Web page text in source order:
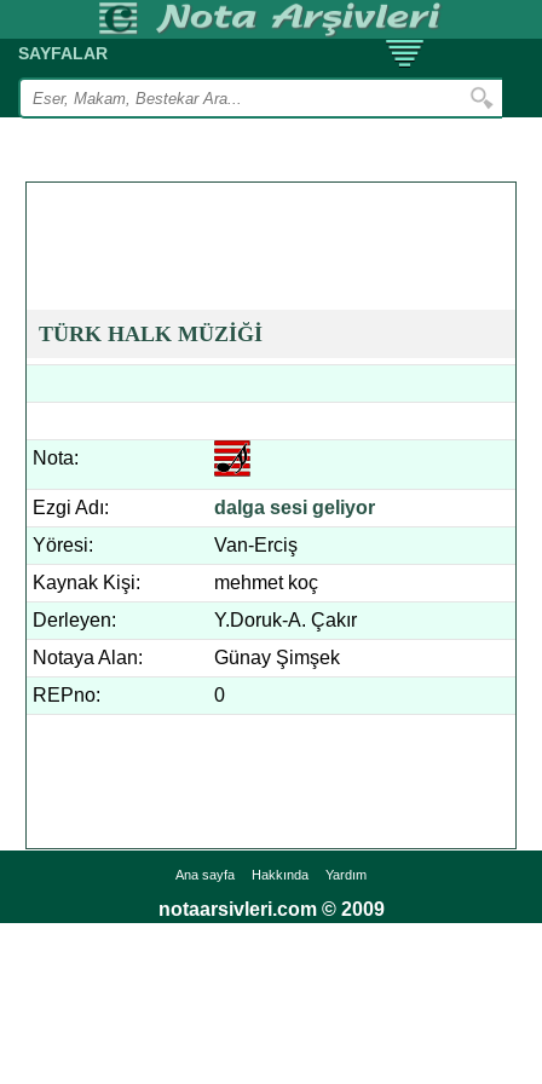
SAYFALAR
TÜRK HALK MÜZİĞİ
Nota:
Ezgi Adı:
dalga sesi geliyor
Yöresi:
Van-Erciş
Kaynak Kişi:
mehmet koç
Derleyen:
Y.Doruk-A. Çakır
Notaya Alan:
Günay Şimşek
REPno:
0
Ana sayfa Hakkında Yardım
notaarsivleri.com © 2009